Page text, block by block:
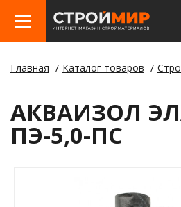
Главная Каталог товаров
АКВАИЗОЛ
ПЭ-5,0-ПС